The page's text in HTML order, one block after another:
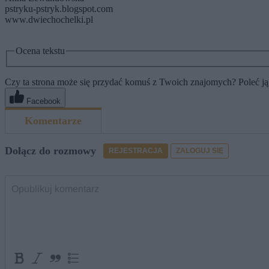
pstryku-pstryk.blogspot.com
www.dwiechochelki.pl
Ocena tekstu
Czy ta strona może się przydać komuś z Twoich znajomych? Poleć
Facebook